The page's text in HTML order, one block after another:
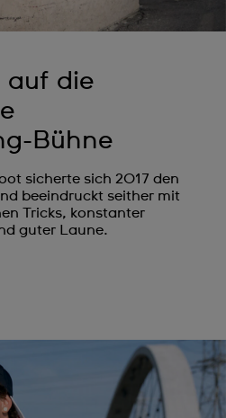
auf die
Bühne
sicherte sich 2017 den
beeindruckt seither mit
Tricks, konstanter
guter Laune.